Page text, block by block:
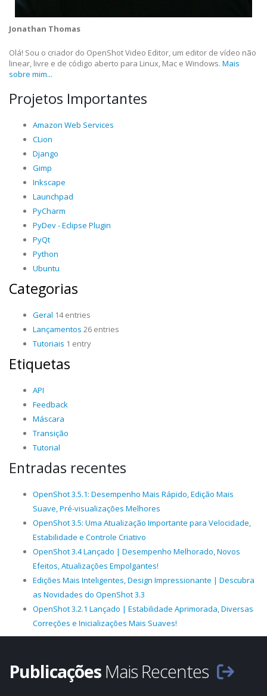
Jonathan Thomas
Olá! Sou o criador do OpenShot Video Editor, um editor de vídeo não
linear, livre e de código aberto para Linux, Mac e Windows. Mais
sobre mim...
Projetos Importantes
Amazon Web Services
CLion
Django
Gimp
Inkscape
Launchpad
PyCharm
PyDev - Eclipse Plugin
PyQt
Python
Ubuntu
Categorias
Geral 14 entries
Lançamentos 26 entries
Tutoriais 1 entry
Etiquetas
API
Feedback
Máscara
Transição
Tutorial
Entradas recentes
OpenShot 3.5.1: Desempenho Mais Rápido, Edição Mais
Suave, Pré-visualizações Melhores
OpenShot 3.5: Uma Atualização Importante para Velocidade,
Estabilidade e Controle Criativo
OpenShot 3.4 Lançado | Desempenho Melhorado, Novos
Efeitos, Atualizações Empolgantes!
Edições Mais Inteligentes, Design Impressionante | Descubra
as Novidades do OpenShot 3.3
OpenShot 3.2.1 Lançado | Estabilidade Aprimorada, Diversas
Correções e Inicializações Mais Suaves!
Publicações Mais Recentes